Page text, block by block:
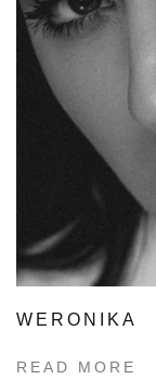
WERONIKA
READ MORE